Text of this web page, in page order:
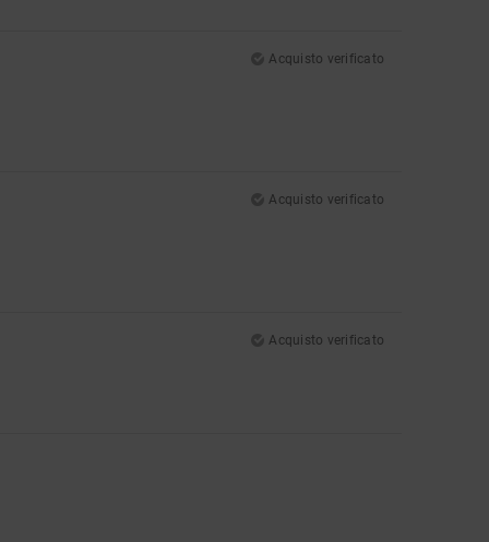
Acquisto verificato
Acquisto verificato
Acquisto verificato